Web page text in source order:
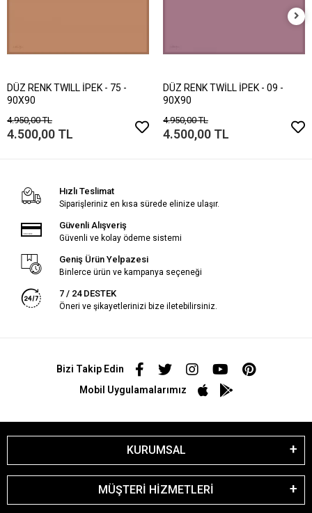
DÜZ RENK TWILL İPEK - 75 -
90X90
4.950,00 TL
4.500,00 TL
DÜZ RENK TWİLL İPEK - 09 -
90X90
4.950,00 TL
4.500,00 TL
Hızlı Teslimat
Siparişleriniz en kısa sürede elinize ulaşır.
Güvenli Alışveriş
Güvenli ve kolay ödeme sistemi
Geniş Ürün Yelpazesi
Binlerce ürün ve kampanya seçeneği
7 / 24 DESTEK
Öneri ve şikayetlerinizi bize iletebilirsiniz.
Bizi Takip Edin
Mobil Uygulamalarımız
KURUMSAL
MÜŞTERİ HİZMETLERİ